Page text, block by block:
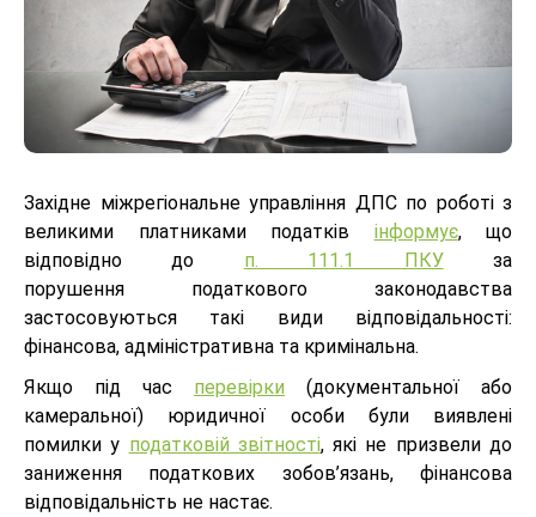
Західне міжрегіональне управління ДПС по роботі з
великими платниками податків інформує, що
відповідно до п. 111.1 ПКУза
порушення податкового законодавства
застосовуються такі види відповідальності:
фінансова, адміністративна та кримінальна.
Якщо під час перевірки (документальної або
камеральної) юридичної особи були виявлені
помилки у податковій звітності, які не призвели до
заниження податкових зобов’язань, фінансова
відповідальність не настає.